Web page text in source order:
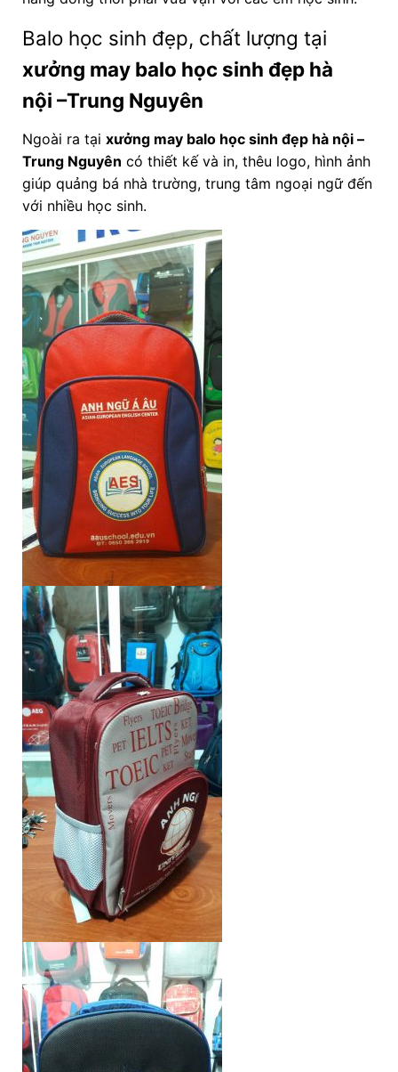
Balo học sinh đẹp, chất lượng tại
xưởng may balo học sinh đẹp hà
nội –Trung Nguyên
Ngoài ra tại xưởng may balo học sinh đẹp hà nội –
Trung Nguyên có thiết kế và in, thêu logo, hình ảnh
giúp quảng bá nhà trường, trung tâm ngoại ngữ đến
với nhiều học sinh.